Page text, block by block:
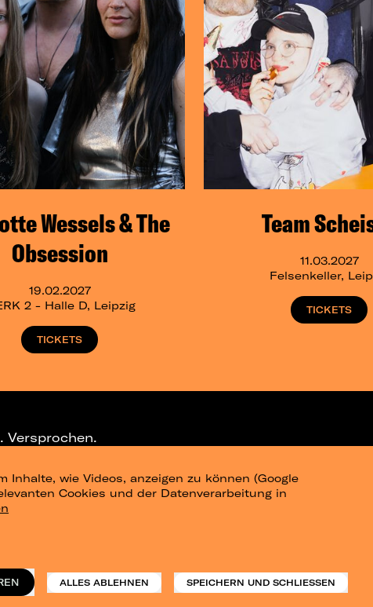
Wessels & The
Obsession
19.02.2027
2 - Halle D, Leipzig
TICKETS
Team
11.03.2027
Felsenkeller,
TICKETS
wie Videos, anzeigen zu können (Google
Cookies und der Datenverarbeitung in
ALLES ABLEHNEN SPEICHERN UND SCHLIESSEN
Versprochen.
TELEGRAM-CHANNEL
DatenschutzImpressum